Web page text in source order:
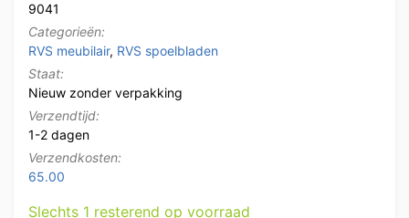
9041
Categorieën:
RVS meubilair, RVS spoelbladen
Staat:
Nieuw zonder verpakking
Verzendtijd:
1-2 dagen
Verzendkosten:
65.00
Slechts 1 resterend op voorraad